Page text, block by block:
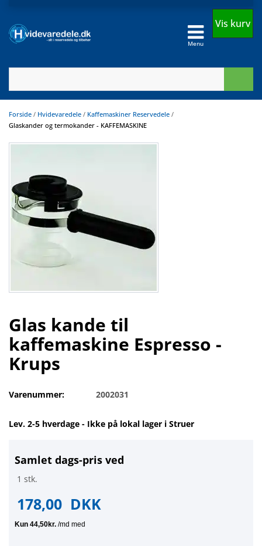
Menu
Vis kurv
Forside / Hvidevaredele / Kaffemaskiner Reservedele /
Glaskander og termokander - KAFFEMASKINE
Glas kande til
kaffemaskine Espresso -
Krups
Varenummer: 2002031
Lev. 2-5 hverdage - Ikke på lokal lager i Struer
Samlet dags-pris ved
1 stk.
178,00 DKK